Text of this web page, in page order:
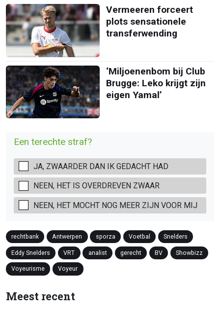
Vermeeren forceert
plots sensationele
transferwending
‘Miljoenenbom bij Club
Brugge: Leko krijgt zijn
eigen Yamal’
Een terechte straf?
JA, ZWAARDER DAN IK GEDACHT HAD
NEEN, HET IS OVERDREVEN ZWAAR
NEEN, HET MOCHT NOG MEER ZIJN VOOR MIJ
rechtbank Antwerpen sporza Voetbal Snelders
Eddy Snelders VRT analist gerecht BV Showbizz
Voyeurisme Voyeur
Meest recent